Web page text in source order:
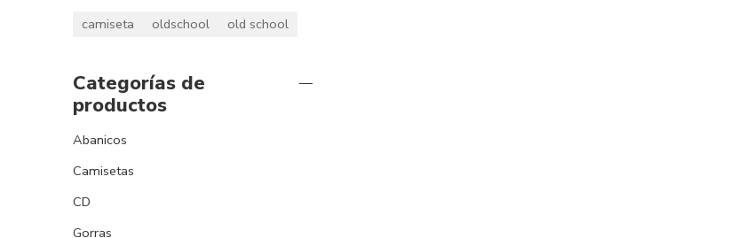
camiseta oldschool old school
Categorías de
productos
Abanicos
Camisetas
CD
Gorras